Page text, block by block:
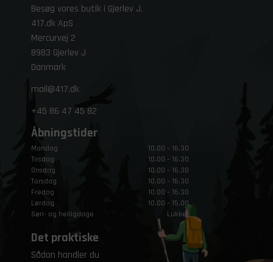
Besøg vores butik i Gjerlev J.
417.dk ApS
Mercurvej 2
8983 Gjerlev J
Danmark
mail@417.dk
+45 86 47 45 82
Åbningstider
Mandag
10.00 – 16.30
Tirsdag
10.00 – 16.30
Onsdag
10.00 – 16.30
Torsdag
10.00 – 16.30
Fredag
10.00 – 16.30
Lørdag
10.00 – 15.00
Søn- og helligdage
Lukket
Det praktiske
Sådan handler du